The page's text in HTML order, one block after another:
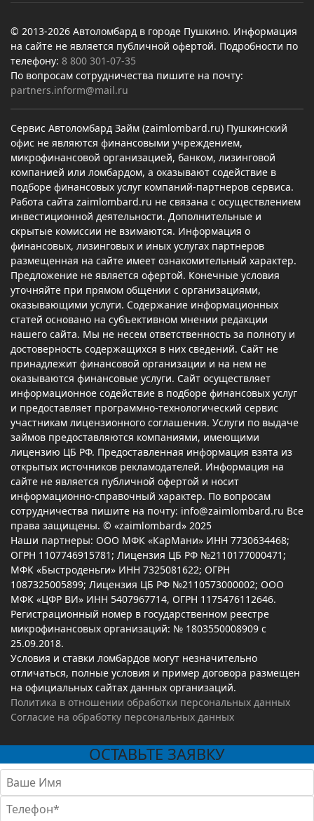
© 2013-2026 Автоломбард в городе Пушкино. Информация
на сайте не является публичной офертой. Подробности по
телефону: 8 800 301-07-35
По вопросам сотрудничества пишите на почту:
partners.inform@mail.ru
Сервис Автоломбард Займ (zaimlombard.ru) Пушкинский
офис не являются финансовыми учреждением,
микрофинансовой организацией, банком, лизинговой
компанией или ломбардом, а оказывают содействие в
подборе финансовых услуг компаний-партнеров сервиса.
Работа сайта zaimlombard.ru не связана с осуществлением
инвестиционной деятельности. Дополнительные и
скрытые комиссии не взимаются. Информация о
финансовых, лизинговых и иных услугах партнеров
размещенная на сайте имеет ознакомительный характер.
Предложение не является офертой. Конечные условия
уточняйте при прямом общении с организациями,
оказывающими услуги. Содержание информационных
статей основано на субъективном мнении редакции
нашего сайта. Мы не несем ответственность за полноту и
достоверность содержащихся в них сведений. Сайт не
принадлежит финансовой организации и на нем не
оказываются финансовые услуги. Сайт осуществляет
информационное содействие в подборе финансовых услуг
и предоставляет программно-технологический сервис
участникам лицензионного соглашения. Услуги по выдаче
займов предоставляются компаниями, имеющими
лицензию ЦБ РФ. Предоставленная информация взята из
открытых источников рекламодателей. Информация на
сайте не является публичной офертой и носит
информационно-справочный характер. По вопросам
сотрудничества пишите на почту: info@zaimlombard.ru Все
права защищены. © «zaimlombard» 2025
Наши партнеры: ООО МФК «КарМани» ИНН 7730634468;
ОГРН 1107746915781; Лицензия ЦБ РФ №2110177000471;
МФК «Быстроденьги» ИНН 7325081622; ОГРН
1087325005899; Лицензия ЦБ РФ №2110573000002; ООО
МФК «ЦФР ВИ» ИНН 5407967714, ОГРН 1175476112646.
Регистрационный номер в государственном реестре
микрофинансовых организаций: № 1803550008909 с
25.09.2018.
Условия и ставки ломбардов могут незначительно
отличаться, полные условия и пример договора размещен
на официальных сайтах данных организаций.
Политика в отношении обработки персональных данных
Согласие на обработку персональных данных
ОСТАВЬТЕ ЗАЯВКУ